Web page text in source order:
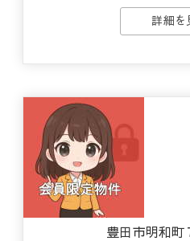
詳細を
豊田市明和町